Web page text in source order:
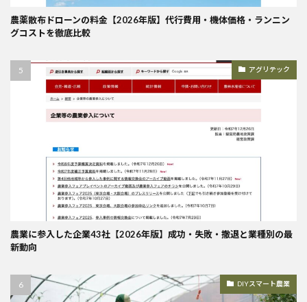
農薬散布ドローンの料金【2026年版】代行費用・機体価格・ランニン
グコストを徹底比較
アグリテック
農業に参入した企業43社【2026年版】成功・失敗・撤退と業種別の最
新動向
DIYスマート農業